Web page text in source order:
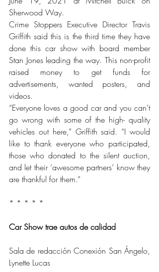
Sherwood Way.
Crime Stoppers Executive Director Travis
Griffith said this is the third time they have
done this car show with board member
Stan Jones leading the way. This non-profit
raised money to get funds for
advertisements, wanted posters, and
videos.
“Everyone loves a good car and you can’t
go wrong with some of the high- quality
vehicles out here,” Griffith said. “I would
like to thank everyone who participated,
those who donated to the silent auction,
and let their ‘awesome partners’ know they
are thankful for them.”
* * * * *
Car Show trae autos de calidad
Sala de redacción Conexión San Ángelo,
Lynette Lucas